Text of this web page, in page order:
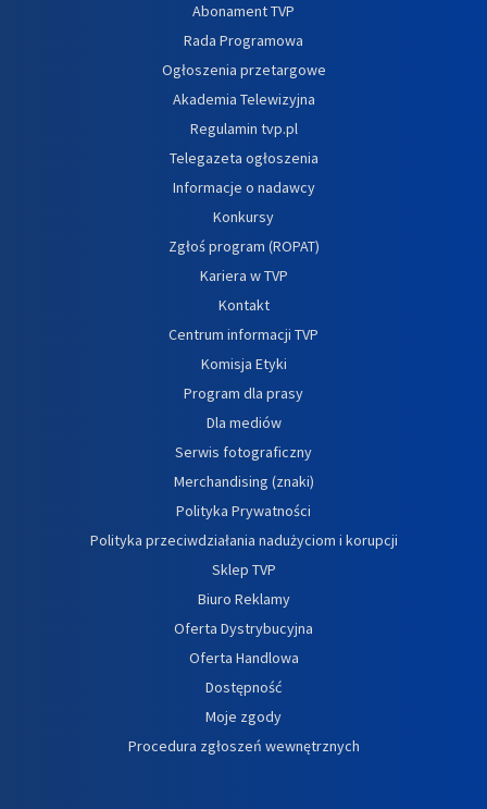
Abonament TVP
Rada Programowa
Ogłoszenia przetargowe
Akademia Telewizyjna
Regulamin tvp.pl
Telegazeta ogłoszenia
Informacje o nadawcy
Konkursy
Zgłoś program (ROPAT)
Kariera w TVP
Kontakt
Centrum informacji TVP
Komisja Etyki
Program dla prasy
Dla mediów
Serwis fotograficzny
Merchandising (znaki)
Polityka Prywatności
Polityka przeciwdziałania nadużyciom i korupcji
Sklep TVP
Biuro Reklamy
Oferta Dystrybucyjna
Oferta Handlowa
Dostępność
Moje zgody
Procedura zgłoszeń wewnętrznych